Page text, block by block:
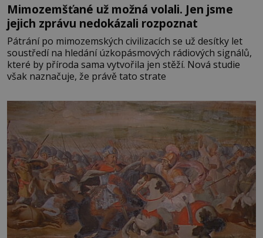
Mimozemšťané už možná volali. Jen jsme
jejich zprávu nedokázali rozpoznat
Pátrání po mimozemských civilizacích se už desítky let
soustředí na hledání úzkopásmových rádiových signálů,
které by příroda sama vytvořila jen stěží. Nová studie
však naznačuje, že právě tato strate